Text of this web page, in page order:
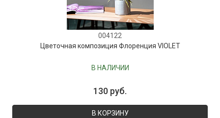
004122
Цветочная композиция Флоренция VIOLET
В НАЛИЧИИ
130 руб.
В КОРЗИНУ